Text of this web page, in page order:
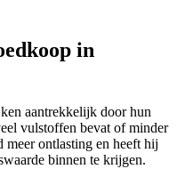
in
aantrekkelijk door hun
vulstoffen bevat of minder
meer ontlasting en heeft hij
binnen te krijgen.